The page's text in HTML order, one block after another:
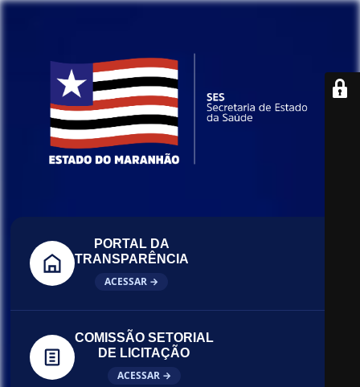
PORTAL DA
TRANSPARÊNCIA
ACESSAR →
COMISSÃO SETORIAL
DE LICITAÇÃO
ACESSAR →